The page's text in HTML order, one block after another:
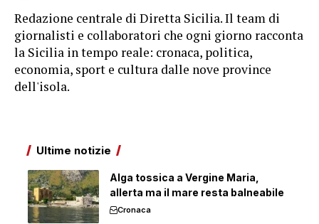
Redazione centrale di Diretta Sicilia. Il team di
giornalisti e collaboratori che ogni giorno racconta
la Sicilia in tempo reale: cronaca, politica,
economia, sport e cultura dalle nove province
dell'isola.
Ultime notizie
Alga tossica a Vergine Maria,
allerta ma il mare resta balneabile
Cronaca